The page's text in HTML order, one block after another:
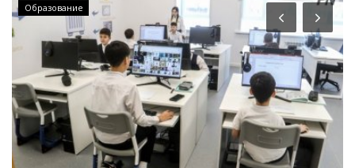
Образование